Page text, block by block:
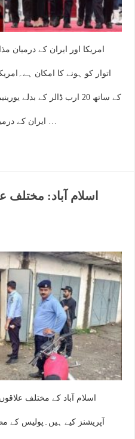
امریکا اور ایران کے درمیان
اتوار کو ہونے کا امکان
کے ساتھ 20 ارب ڈالر کے
اسلام آباد: مختلف
اسلام آباد کے مختلف
آپریشنز کیے ہیں۔پولیس کے